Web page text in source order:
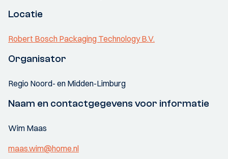
Locatie
Robert Bosch Packaging Technology B.V.
Organisator
Regio Noord- en Midden-Limburg
Naam en contactgegevens voor informatie
Wim Maas
maas.wim@home.nl